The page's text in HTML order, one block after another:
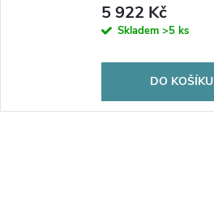
5 922 Kč
Skladem >5 ks
DO KOŠÍKU